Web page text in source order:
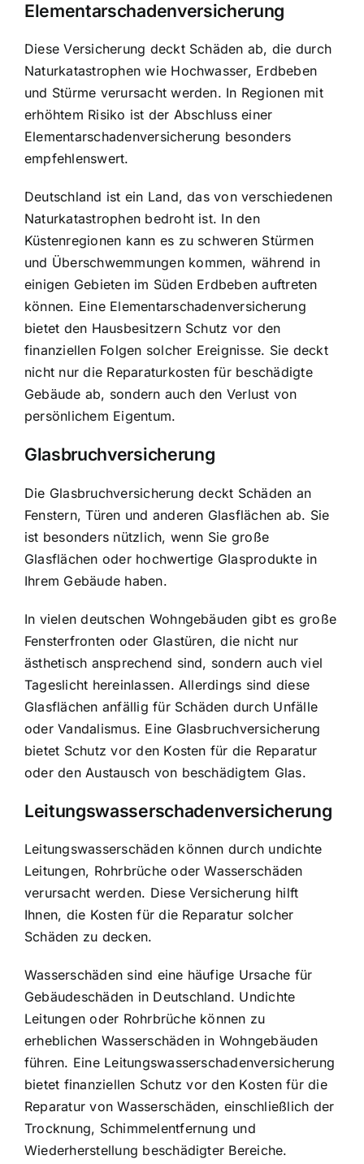
Elementarschadenversicherung
Diese Versicherung deckt Schäden ab, die durch
Naturkatastrophen wie Hochwasser, Erdbeben
und Stürme verursacht werden. In Regionen mit
erhöhtem Risiko ist der Abschluss einer
Elementarschadenversicherung besonders
empfehlenswert.
Deutschland ist ein Land, das von verschiedenen
Naturkatastrophen bedroht ist. In den
Küstenregionen kann es zu schweren Stürmen
und Überschwemmungen kommen, während in
einigen Gebieten im Süden Erdbeben auftreten
können. Eine Elementarschadenversicherung
bietet den Hausbesitzern Schutz vor den
finanziellen Folgen solcher Ereignisse. Sie deckt
nicht nur die Reparaturkosten für beschädigte
Gebäude ab, sondern auch den Verlust von
persönlichem Eigentum.
Glasbruchversicherung
Die Glasbruchversicherung deckt Schäden an
Fenstern, Türen und anderen Glasflächen ab. Sie
ist besonders nützlich, wenn Sie große
Glasflächen oder hochwertige Glasprodukte in
Ihrem Gebäude haben.
In vielen deutschen Wohngebäuden gibt es große
Fensterfronten oder Glastüren, die nicht nur
ästhetisch ansprechend sind, sondern auch viel
Tageslicht hereinlassen. Allerdings sind diese
Glasflächen anfällig für Schäden durch Unfälle
oder Vandalismus. Eine Glasbruchversicherung
bietet Schutz vor den Kosten für die Reparatur
oder den Austausch von beschädigtem Glas.
Leitungswasserschadenversicherung
Leitungswasserschäden können durch undichte
Leitungen, Rohrbrüche oder Wasserschäden
verursacht werden. Diese Versicherung hilft
Ihnen, die Kosten für die Reparatur solcher
Schäden zu decken.
Wasserschäden sind eine häufige Ursache für
Gebäudeschäden in Deutschland. Undichte
Leitungen oder Rohrbrüche können zu
erheblichen Wasserschäden in Wohngebäuden
führen. Eine Leitungswasserschadenversicherung
bietet finanziellen Schutz vor den Kosten für die
Reparatur von Wasserschäden, einschließlich der
Trocknung, Schimmelentfernung und
Wiederherstellung beschädigter Bereiche.